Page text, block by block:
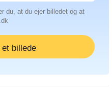
du, at du ejer billedet og at
et billede